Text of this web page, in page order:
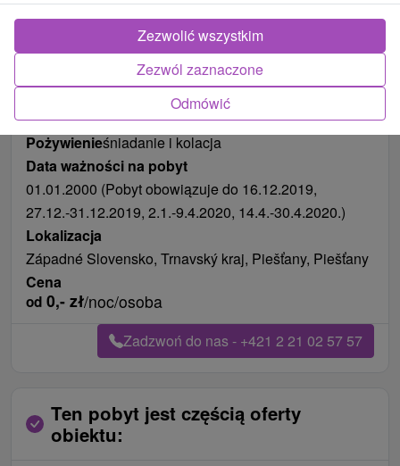
+6
Długość pobytuod 127 noce
Pożywienieśniadanie i kolacja
Data ważności na pobyt
01.01.2000 (Pobyt obowiązuje do 16.12.2019,
27.12.-31.12.2019, 2.1.-9.4.2020, 14.4.-30.4.2020.)
Lokalizacja
Západné Slovensko, Trnavský kraj, Piešťany, Piešťany
Cena
od 0,- zł/noc/osoba
Zadzwoń do nas - +421 2 21 02 57 57
Ten pobyt jest częścią oferty
obiektu:
Odmówić
Zezwól zaznaczone
Zezwolić wszystkim